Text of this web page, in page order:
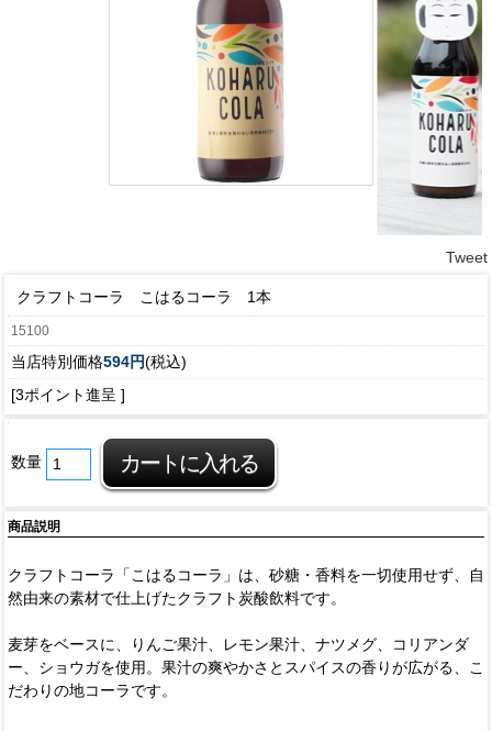
Tweet
クラフトコーラ こはるコーラ 1本
15100
当店特別価格594円(税込)
[3ポイント進呈 ]
数量
商品説明
クラフトコーラ「こはるコーラ」は、砂糖・香料を一切使用せず、自
然由来の素材で仕上げたクラフト炭酸飲料です。
麦芽をベースに、りんご果汁、レモン果汁、ナツメグ、コリアンダ
ー、ショウガを使用。果汁の爽やかさとスパイスの香りが広がる、こ
だわりの地コーラです。